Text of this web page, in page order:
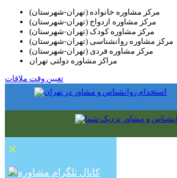
مرکز مشاوره خانواده (تهران-شهرستان)
مرکز مشاوره ازدواج (تهران-شهرستان)
مرکز مشاوره کودک (تهران-شهرستان)
مرکز مشاوره روانشناسی (تهران-شهرستان)
مرکز مشاوره فردی (تهران-شهرستان)
مراکز مشاوره دولتی تهران
تعیین وقت ملاقات
×